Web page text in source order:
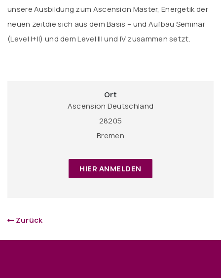
unsere Ausbildung zum Ascension Master, Energetik der
neuen zeitdie sich aus dem Basis – und Aufbau Seminar
(Level I+II) und dem Level III und IV zusammen setzt.
Ort
Ascension Deutschland
28205
Bremen
HIER ANMELDEN
Zurück